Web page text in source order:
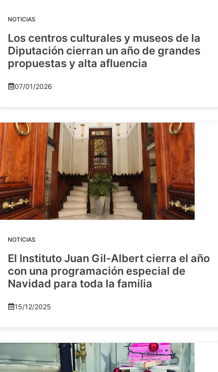
NOTICIAS
Los centros culturales y museos de la
Diputación cierran un año de grandes
propuestas y alta afluencia
07/01/2026
NOTICIAS
El Instituto Juan Gil-Albert cierra el año
con una programación especial de
Navidad para toda la familia
15/12/2025